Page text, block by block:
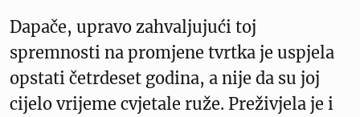
Dapače, upravo zahvaljujući toj
spremnosti na promjene tvrtka je uspjela
opstati četrdeset godina, a nije da su joj
cijelo vrijeme cvjetale ruže. Preživjela je i